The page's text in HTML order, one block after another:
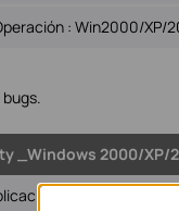
: Win2000/XP/
_Windows 2000/XP/
: